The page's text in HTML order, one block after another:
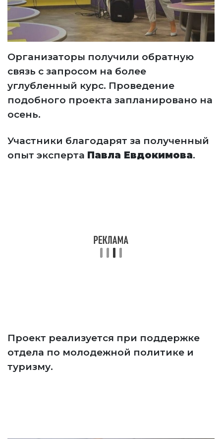
Организаторы получили обратную
связь с запросом на более
углубленный курс. Проведение
подобного проекта запланировано на
осень.
Участники благодарят за полученный
опыт эксперта Павла Евдокимова.
Проект реализуется при поддержке
отдела по молодежной политике и
туризму.